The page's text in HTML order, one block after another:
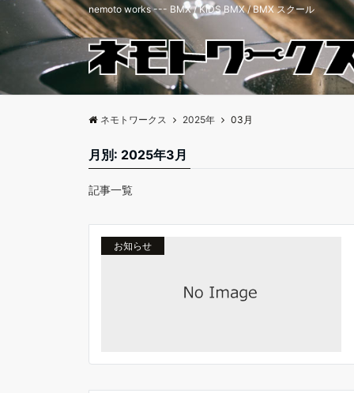
nemoto works --- BMX / KIDS BMX / BMX スクール
ネモトワークス 2025年 03月
月別: 2025年3月
記事一覧
お知らせ